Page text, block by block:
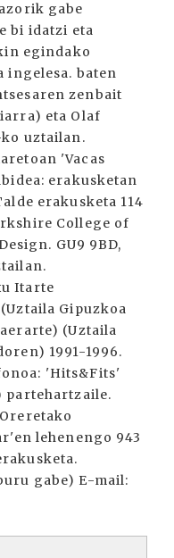
gabe
bi idatzi eta
egindako
ingelesa. baten
zenbait
eta Olaf
uztailan.
'Vacas
erakusketan
erakusketa 114
College of
GU9 9BD,
Itarte
Gipuzkoa
(Uztaila
1991-1996.
'Hits&Fits'
partehartzaile.
lehenengo 943
gabe) E-mail: